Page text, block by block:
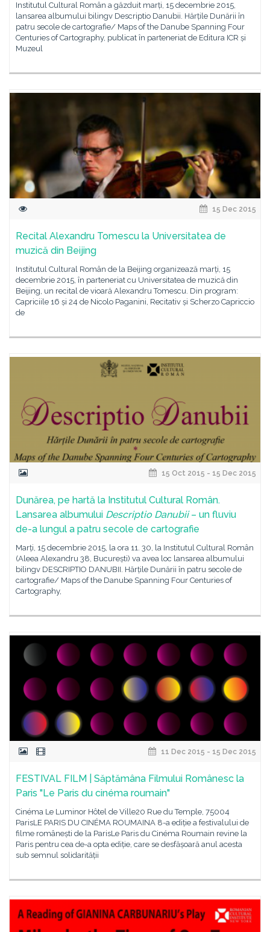
Institutul Cultural Român a găzduit marți, 15 decembrie 2015,
lansarea albumului bilingv Descriptio Danubii. Hărțile Dunării în
patru secole de cartografie/ Maps of the Danube Spanning Four
Centuries of Cartography, publicat în parteneriat de Editura ICR și
Muzeul
15 Dec 2015
Recital Alexandru Tomescu la Universitatea de
muzică din Beijing
Institutul Cultural Român de la Beijing organizează marți, 15
decembrie 2015, în parteneriat cu Universitatea de muzică din
Beijing, un recital de vioară Alexandru Tomescu. Din program:
Capriciile 16 și 24 de Nicolo Paganini, Recitativ și Scherzo Capriccio
de
15 Oct 2015 - 15 Dec 2015
Dunărea, pe hartă la Institutul Cultural Român.
Lansarea albumului Descriptio Danubii– un fluviu
de-a lungul a patru secole de cartografie
Marți, 15 decembrie 2015, la ora 11. 30, la Institutul Cultural Român
(Aleea Alexandru 38, București) va avea loc lansarea albumului
bilingv DESCRIPTIO DANUBII. Hărțile Dunării în patru secole de
cartografie/ Maps of the Danube Spanning Four Centuries of
Cartography,
11 Dec 2015 - 15 Dec 2015
FESTIVAL FILM | Săptămâna Filmului Românesc la
Paris "Le Paris du cinéma roumain"
Cinéma Le Luminor Hôtel de Ville20 Rue du Temple, 75004
ParisLE PARIS DU CINÉMA ROUMAINA 8-a ediție a festivalului de
filme românești de la ParisLe Paris du Cinéma Roumain revine la
Paris pentru cea de-a opta ediție, care se desfășoară anul acesta
sub semnul solidarității